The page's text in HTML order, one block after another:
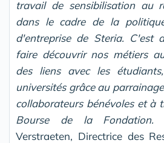
travail de sensibilisation au
dans le cadre de la
d'entreprise de Steria. C'est
faire découvrir nos métiers
des liens avec les
universités grâce au
collaborateurs bénévoles et à
Bourse de la
Verstraeten, Directrice des